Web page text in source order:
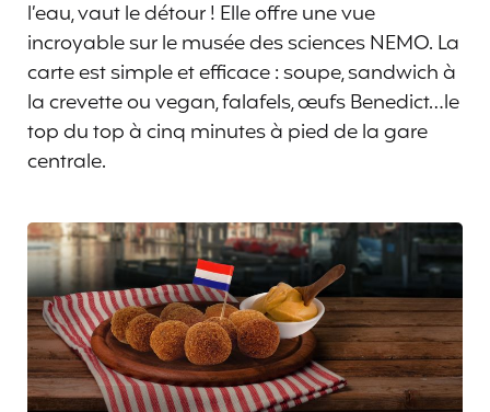
l’eau, vaut le détour ! Elle offre une vue
incroyable sur le musée des sciences NEMO. La
carte est simple et efficace : soupe, sandwich à
la crevette ou vegan, falafels, œufs Benedict…le
top du top à cinq minutes à pied de la gare
centrale.